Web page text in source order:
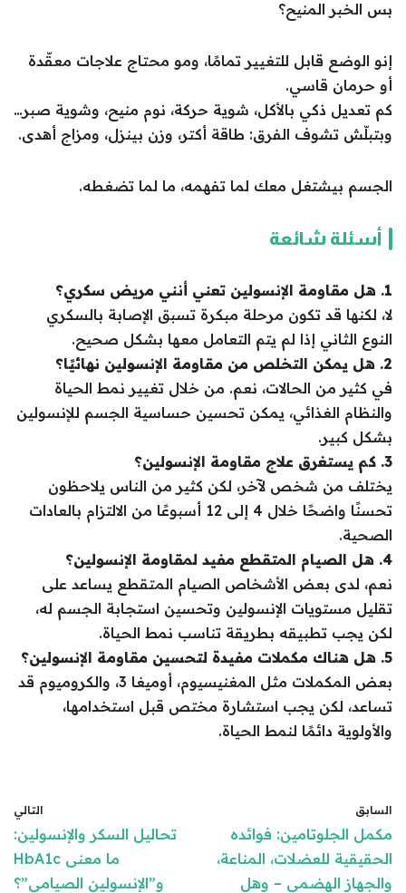
بس الخبر المنيح؟
إنو الوضع قابل للتغيير تمامًا، ومو محتاج علاجات معقّدة
أو حرمان قاسي.
كم تعديل ذكي بالأكل، شوية حركة، نوم منيح، وشوية صبر…
وبتبلّش تشوف الفرق: طاقة أكتر، وزن بينزل، ومزاج أهدى.
الجسم بيشتغل معك لما تفهمه، ما لما تضغطه.
أسئلة شائعة
1. هل مقاومة الإنسولين تعني أنني مريض سكري؟
لا، لكنها قد تكون مرحلة مبكرة تسبق الإصابة بالسكري
النوع الثاني إذا لم يتم التعامل معها بشكل صحيح.
2. هل يمكن التخلص من مقاومة الإنسولين نهائيًا؟
في كثير من الحالات، نعم. من خلال تغيير نمط الحياة
والنظام الغذائي، يمكن تحسين حساسية الجسم للإنسولين
بشكل كبير.
3. كم يستغرق علاج مقاومة الإنسولين؟
يختلف من شخص لآخر، لكن كثير من الناس يلاحظون
تحسنًا واضحًا خلال 4 إلى 12 أسبوعًا من الالتزام بالعادات
الصحية.
4. هل الصيام المتقطع مفيد لمقاومة الإنسولين؟
نعم، لدى بعض الأشخاص الصيام المتقطع يساعد على
تقليل مستويات الإنسولين وتحسين استجابة الجسم له،
لكن يجب تطبيقه بطريقة تناسب نمط الحياة.
5. هل هناك مكملات مفيدة لتحسين مقاومة الإنسولين؟
بعض المكملات مثل المغنيسيوم، أوميغا 3، والكروميوم قد
تساعد، لكن يجب استشارة مختص قبل استخدامها،
والأولوية دائمًا لنمط الحياة.
السابق
مكمل الجلوتامين: فوائده
الحقيقية للعضلات، المناعة،
والجهاز الهضمي – وهل
التالي
تحاليل السكر والإنسولين:
ما معنى HbA1c
و”الإنسولين الصيامي”؟